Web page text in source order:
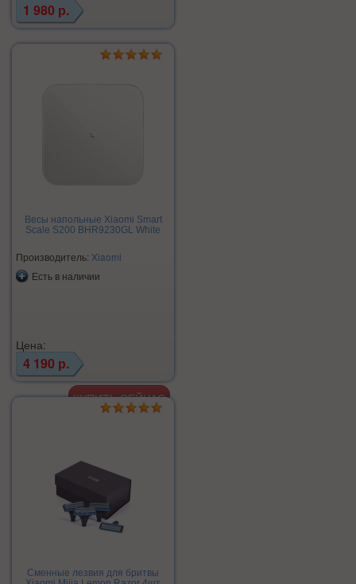
1 980 р.
Весы напольные Xiaomi Smart
Scale S200 BHR9230GL White
Производитель: Xiaomi
Есть в наличии
Цена:
4 190 р.
Сменные лезвия для бритвы